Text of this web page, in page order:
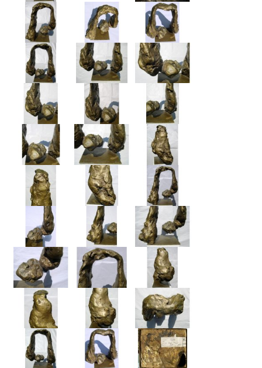
Münchner Künstler
Pfälzer Künstler
Schwäbische Künstler
Weitere
Expressiver Realismus
Motive
Abstraktion
Industrie & Arbeit
Mediterrane Landschaft
Norddeutsche Landschaften
Süddeutsche Landschaft
Selbstbildnisse
Stillleben
Neues
Tägliche Dosis Kunst